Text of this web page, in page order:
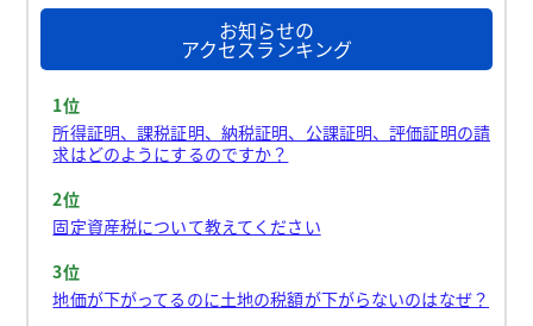
お知らせの
アクセスランキング
1位
所得証明、課税証明、納税証明、公課証明、評価証明の請
求はどのようにするのですか？
2位
固定資産税について教えてください
3位
地価が下がってるのに土地の税額が下がらないのはなぜ？